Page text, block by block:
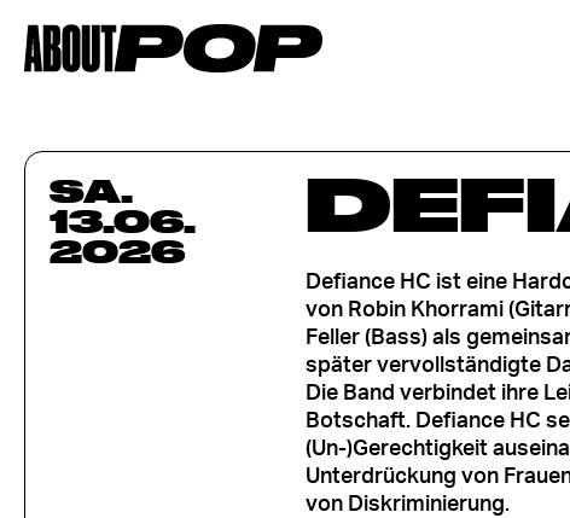
SA.
13.06.
2026
Defiance HC ist eine
von Robin Khorrami
Feller (Bass) als
später vervollständigte
Die Band verbindet ihre
Botschaft. Defiance HC
(Un-)Gerechtigkeit
Unterdrückung von
von Diskriminierung.